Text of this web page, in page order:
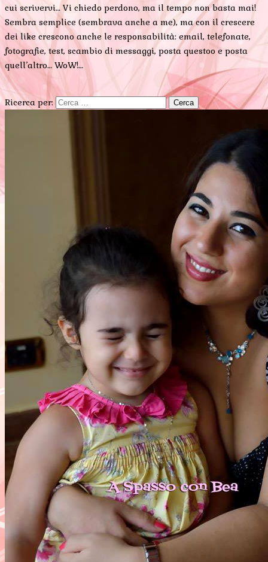
cui scrivervi… Vi chiedo perdono, ma il tempo non basta mai!
Sembra semplice (sembrava anche a me), ma con il crescere
dei like crescono anche le responsabilità: email, telefonate,
fotografie, test, scambio di messaggi, posta questoo e posta
quell’altro… WoW!…
Ricerca per: